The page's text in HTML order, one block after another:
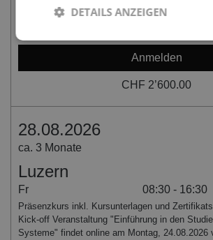
Kick-off Veranstaltung "Einführung in den
Systeme" findet online am Montag, 24.08.2026
Anmelden
CHF 2’600.00
28.08.2026
ca. 3 Monate
Luzern
Fr 08:30 - 16:30
Präsenzkurs inkl. Kursunterlagen und
Kick-off Veranstaltung "Einführung in den
Systeme" findet online am Montag, 24.08.2026
DETAILS ANZEIGEN